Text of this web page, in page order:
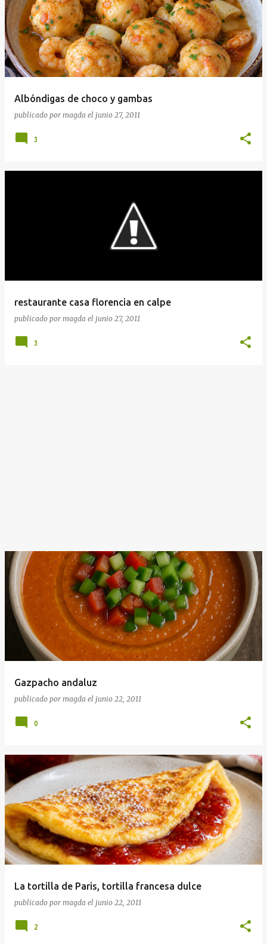
Albóndigas de choco y gambas
publicado por magda el junio 27, 2011
3
restaurante casa florencia en calpe
publicado por magda el junio 27, 2011
3
Gazpacho andaluz
publicado por magda el junio 22, 2011
0
La tortilla de Paris, tortilla francesa dulce
publicado por magda el junio 22, 2011
2